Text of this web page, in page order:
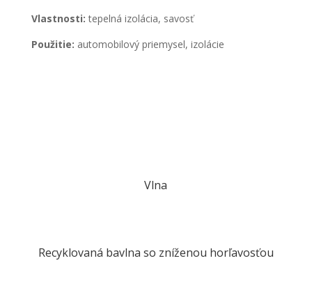
Vlastnosti: tepelná izolácia, savosť
Použitie: automobilový priemysel, izolácie
Vlna
Recyklovaná bavlna so zníženou horľavosťou